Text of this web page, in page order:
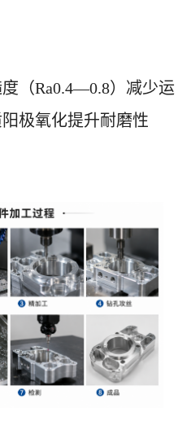
（Ra0.4—0.8）减少运
极氧化提升耐磨性